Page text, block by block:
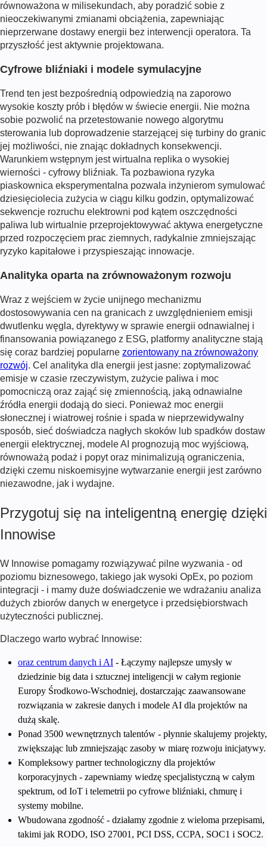
równoważona w milisekundach, aby poradzić sobie z
nieoczekiwanymi zmianami obciążenia, zapewniając
nieprzerwane dostawy energii bez interwencji operatora. Ta
przyszłość jest aktywnie projektowana.
Cyfrowe bliźniaki i modele symulacyjne
Trend ten jest bezpośrednią odpowiedzią na zaporowo
wysokie koszty prób i błędów w świecie energii. Nie można
sobie pozwolić na przetestowanie nowego algorytmu
sterowania lub doprowadzenie starzejącej się turbiny do granic
jej możliwości, nie znając dokładnych konsekwencji.
Warunkiem wstępnym jest wirtualna replika o wysokiej
wierności - cyfrowy bliźniak. Ta pozbawiona ryzyka
piaskownica eksperymentalna pozwala inżynierom symulować
dziesięciolecia zużycia w ciągu kilku godzin, optymalizować
sekwencje rozruchu elektrowni pod kątem oszczędności
paliwa lub wirtualnie przeprojektowywać aktywa energetyczne
przed rozpoczęciem prac ziemnych, radykalnie zmniejszając
ryzyko kapitałowe i przyspieszając innowacje.
Analityka oparta na zrównoważonym rozwoju
Wraz z wejściem w życie unijnego mechanizmu
dostosowywania cen na granicach z uwzględnieniem emisji
dwutlenku węgla, dyrektywy w sprawie energii odnawialnej i
finansowania powiązanego z ESG, platformy analityczne stają
się coraz bardziej popularne zorientowany na zrównoważony
rozwój. Cel analityka dla energii jest jasne: zoptymalizować
emisje w czasie rzeczywistym, zużycie paliwa i moc
pomocniczą oraz zająć się zmiennością, jaką odnawialne
źródła energii dodają do sieci. Ponieważ moc energii
słonecznej i wiatrowej rośnie i spada w nieprzewidywalny
sposób, sieć doświadcza nagłych skoków lub spadków dostaw
energii elektrycznej, modele AI prognozują moc wyjściową,
równoważą podaż i popyt oraz minimalizują ograniczenia,
dzięki czemu niskoemisyjne wytwarzanie energii jest zarówno
niezawodne, jak i wydajne.
Przygotuj się na inteligentną energię dzięki
Innowise
W Innowise pomagamy rozwiązywać pilne wyzwania - od
poziomu biznesowego, takiego jak wysoki OpEx, po poziom
integracji - i mamy duże doświadczenie we wdrażaniu analiza
dużych zbiorów danych w energetyce i przedsiębiorstwach
użyteczności publicznej.
Dlaczego warto wybrać Innowise:
oraz centrum danych i AI - Łączymy najlepsze umysły w
dziedzinie big data i sztucznej inteligencji w całym regionie
Europy Środkowo-Wschodniej, dostarczając zaawansowane
rozwiązania w zakresie danych i modele AI dla projektów na
dużą skalę.
Ponad 3500 wewnętrznych talentów - płynnie skalujemy projekty,
zwiększając lub zmniejszając zasoby w miarę rozwoju inicjatywy.
Kompleksowy partner technologiczny dla projektów
korporacyjnych - zapewniamy wiedzę specjalistyczną w całym
spektrum, od IoT i telemetrii po cyfrowe bliźniaki, chmurę i
systemy mobilne.
Wbudowana zgodność - działamy zgodnie z wieloma przepisami,
takimi jak RODO, ISO 27001, PCI DSS, CCPA, SOC1 i SOC2.